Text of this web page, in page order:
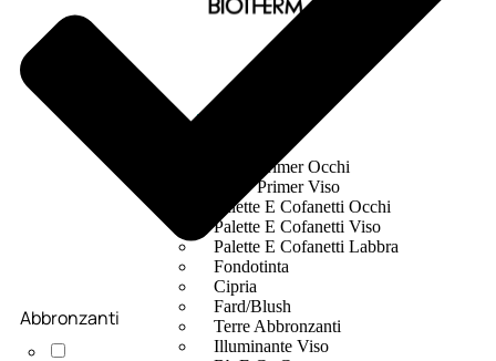
Base/ Primer Occhi
Base/ Primer Viso
Palette E Cofanetti Occhi
Palette E Cofanetti Viso
Palette E Cofanetti Labbra
Fondotinta
Cipria
Fard/Blush
Terre Abbronzanti
Illuminante Viso
Abbronzanti